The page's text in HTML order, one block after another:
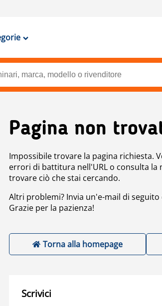
Pagina non
Impossibile trovare la pagina richiesta.
errori di battitura nell'URL o consulta la
trovare ciò che stai cercando.
Altri problemi? Invia un'e-mail di
Grazie per la pazienza!
Torna alla homepage
Scrivici